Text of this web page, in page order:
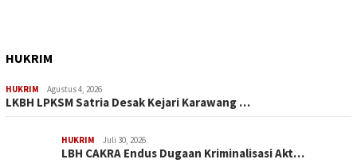
HUKRIM
HUKRIM Agustus 4, 2026
LKBH LPKSM Satria Desak Kejari Karawang …
HUKRIM Juli 30, 2026
LBH CAKRA Endus Dugaan Kriminalisasi Akt…